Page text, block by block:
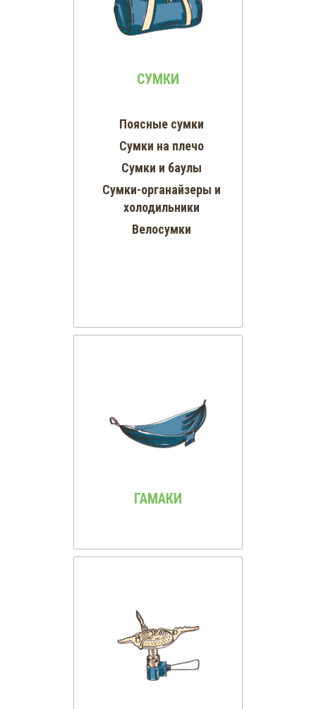
СУМКИ
Поясные сумки
Сумки на плечо
Сумки и баулы
Cумки-органайзеры и
холодильники
Велосумки
ГАМАКИ